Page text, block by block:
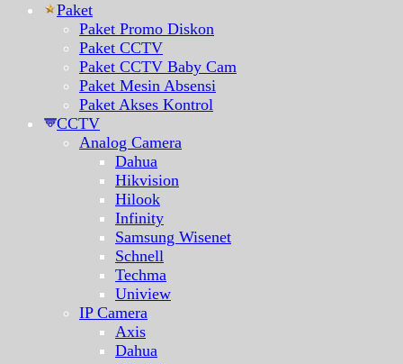
Paket
Paket Promo Diskon
Paket CCTV
Paket CCTV Baby Cam
Paket Mesin Absensi
Paket Akses Kontrol
CCTV
Analog Camera
Dahua
Hikvision
Hilook
Infinity
Samsung Wisenet
Schnell
Techma
Uniview
IP Camera
Axis
Dahua